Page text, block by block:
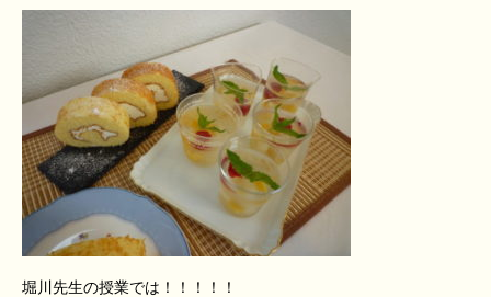
堀川先生の授業では！！！！！